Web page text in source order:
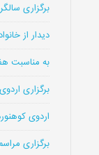
برگزاری سالگرد
دیدار از
به مناسبت
برگزاری
اردوی
برگزاری